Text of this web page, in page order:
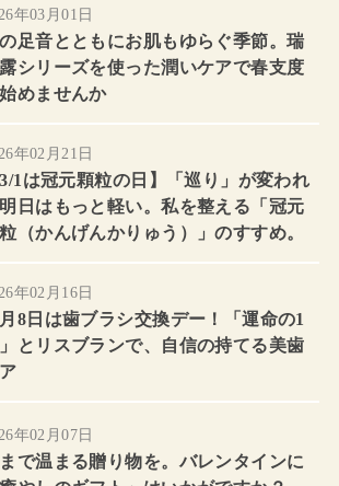
年03月01日
足音とともにお肌もゆらぐ季節。瑞
シリーズを使った潤いケアで春支度
めませんか
年02月21日
3/1は冠元顆粒の日】「巡り」が変われ
日はもっと軽い。私を整える「冠元
（かんげんかりゅう）」のすすめ。
年02月16日
8日は歯ブラシ交換デー！「運命の1
とリスブランで、自信の持てる美歯
年02月07日
で温まる贈り物を。バレンタインに